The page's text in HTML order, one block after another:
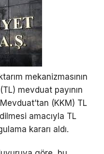
mekanizmasının
mevduat payının
Mevduat’tan (KKM) TL
amacıyla TL
kararı aldı.